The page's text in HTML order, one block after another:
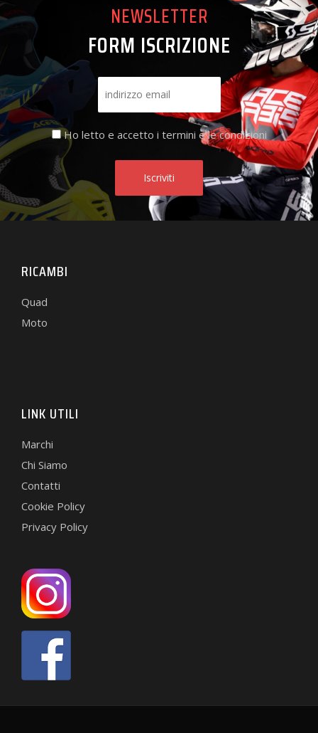
NEWSLETTER
FORM ISCRIZIONE
Ho letto e accetto i termini e le condizioni
RICAMBI
Quad
Moto
LINK UTILI
Marchi
Chi Siamo
Contatti
Cookie Policy
Privacy Policy